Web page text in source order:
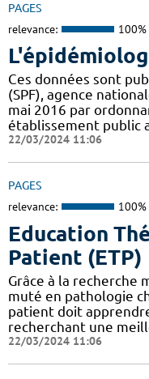
PAGES
relevance: 100%
Ces données sont
(SPF), agence
mai 2016 par
établissement public
22/03/2024 11:06
PAGES
relevance: 100%
Education
Patient (ETP)
Grâce à la recherche
muté en pathologie
patient doit
recherchant une
22/03/2024 11:06